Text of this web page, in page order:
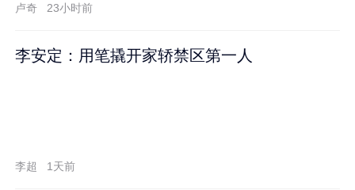
卢奇 23小时前
李安定：用笔撬开家轿禁区第一人
李超 1天前